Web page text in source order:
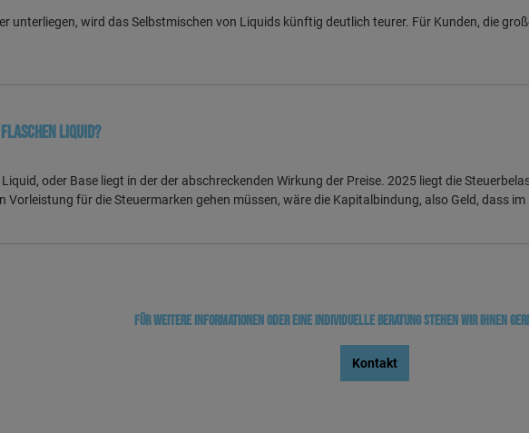
unterliegen, wird das Selbstmischen von Liquids künftig deutlich teurer. Für Kunden, die
Liquid?
oder Base liegt in der der abschreckenden Wirkung der Preise. 2025 liegt die
Vorleistung für die Steuermarken gehen müssen, wäre die Kapitalbindung, also Geld, dass
Für weitere Informationen oder eine individuelle Beratung stehen wir Ihnen
Kontakt